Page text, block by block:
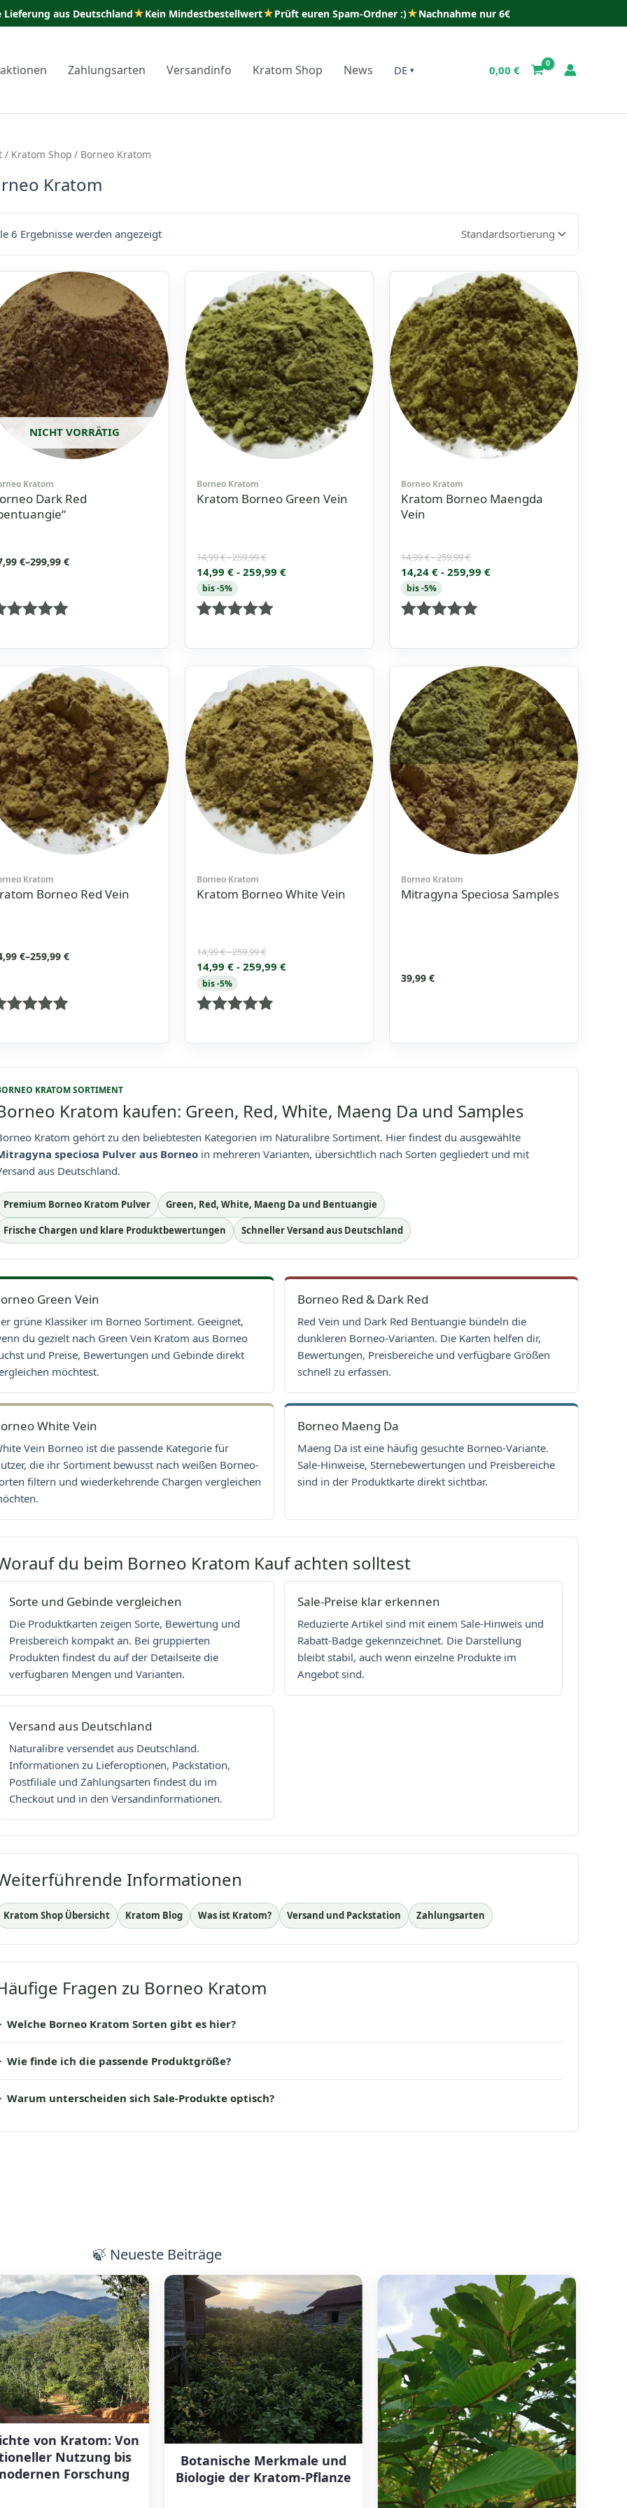
Lieferung aus Deutschland★Kein Mindestbestellwert★Prüft euren Spam-Ordner :)★Nachnahme nur 6€
Zahlungsarten Versandinfo Kratom Shop News DE 0,00 €
/ Kratom Shop/ Borneo Kratom
Kratom
6 Ergebnisse werden angezeigt
NICHT VORRÄTIG
Kratom
Dark Red
von 5
€–299,99 €
€
Borneo Kratom
Kratom Borneo Green Vein
mit
von 5
14,99€-259,99€
14,99 €- 259,99 €
bis -5%
Borneo Kratom
Kratom Borneo Maengda
Vein
mit
von 5
14,99€-259,99€
14,24€ -259,99€
bis -5%
Kratom
Borneo Red Vein
5
€–259,99 €
€
Borneo Kratom
Kratom Borneo White Vein
mit
von 5
14,99€-259,99€
14,99 €- 259,99 €
bis -5%
Borneo Kratom
Mitragyna Speciosa Samples
39,99€
KRATOM SORTIMENT
Kratom kaufen: Green, Red, White, Maeng Da und Samples
Kratom gehört zu den beliebtesten Kategorien im Naturalibre Sortiment. Hier findest du ausgewählte
speciosa Pulver aus Borneoin mehreren Varianten, übersichtlich nach Sorten gegliedert und mit
aus Deutschland.
Premium Borneo Kratom Pulver Green, Red, White, Maeng Da und Bentuangie
Frische Chargen und klare Produktbewertungen Schneller Versand aus Deutschland
Green Vein
grüne Klassiker im Borneo Sortiment. Geeignet,
du gezielt nach Green Vein Kratom aus Borneo
und Preise, Bewertungen und Gebinde direkt
möchtest.
Borneo Red & Dark Red
Red Vein und Dark Red Bentuangie bündeln die
dunkleren Borneo-Varianten. Die Karten helfen dir,
Bewertungen, Preisbereiche und verfügbare Größen
schnell zu erfassen.
White Vein
Vein Borneo ist die passende Kategorie für
die ihr Sortiment bewusst nach weißen Borneo-
filtern und wiederkehrende Chargen vergleichen
Borneo Maeng Da
Maeng Da ist eine häufig gesuchte Borneo-Variante.
Sale-Hinweise, Sternebewertungen und Preisbereiche
sind in der Produktkarte direkt sichtbar.
du beim Borneo Kratom Kauf achten solltest
Sorte und Gebinde vergleichen
Die Produktkarten zeigen Sorte, Bewertung und
Preisbereich kompakt an. Bei gruppierten
Produkten findest du auf der Detailseite die
verfügbaren Mengen und Varianten.
Sale-Preise klar erkennen
Reduzierte Artikel sind mit einem Sale-Hinweis und
Rabatt-Badge gekennzeichnet. Die Darstellung
bleibt stabil, auch wenn einzelne Produkte im
Angebot sind.
Versand aus Deutschland
Naturalibre versendet aus Deutschland.
Informationen zu Lieferoptionen, Packstation,
Postfiliale und Zahlungsarten findest du im
Checkout und in den Versandinformationen.
Informationen
Kratom Shop Übersicht Kratom Blog Was ist Kratom? Versand und Packstation Zahlungsarten
Fragen zu Borneo Kratom
Welche Borneo Kratom Sorten gibt es hier?
Wie finde ich die passende Produktgröße?
Warum unterscheiden sich Sale-Produkte optisch?
🍃 Neueste Beiträge
von Kratom: Von
Nutzung bis
Forschung
Botanische Merkmale und
Biologie der Kratom-Pflanze